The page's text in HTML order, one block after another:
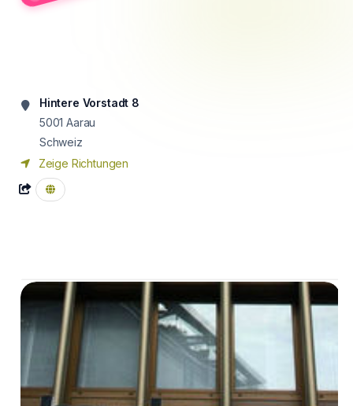
Hintere Vorstadt 8
5001 Aarau
Schweiz
Zeige Richtungen